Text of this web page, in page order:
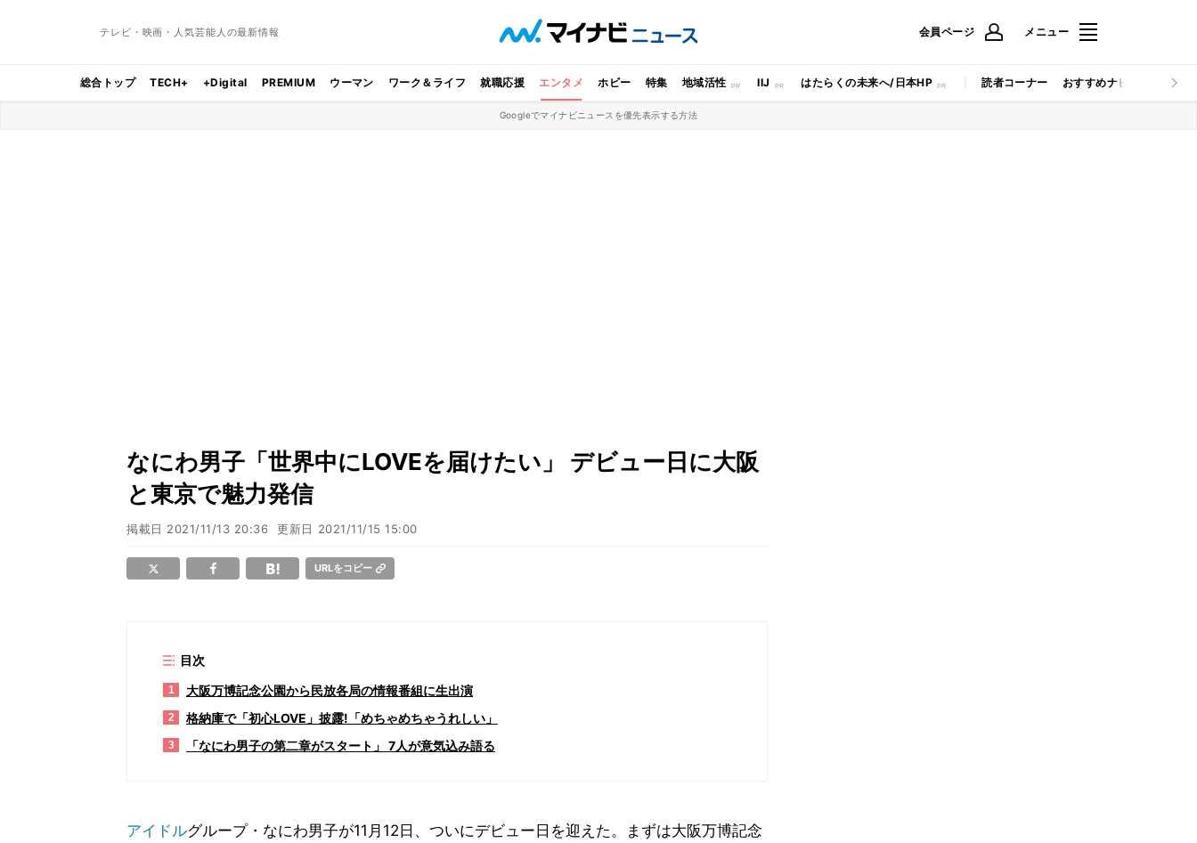
テレビ・映画・人気芸能人の最新情報 会員ページ メニュー
総合トップ TECH+ +Digital PREMIUM ウーマン ワーク＆ライフ 就職応援 エンタメ ホビー 特集 地域活性 IIJ はたらくの未来へ/日本HP 読者コーナー おすすめナビ マイナビ
Googleでマイナビニュースを優先表示する方法
なにわ男子「世界中にLOVEを届けたい」 デビュー日に大阪
と東京で魅力発信
掲載日 2021/11/13 20:36 更新日 2021/11/15 15:00
URLをコピー
目次
1 大阪万博記念公園から民放各局の情報番組に生出演
2 格納庫で「初心LOVE」披露!「めちゃめちゃうれしい」
3 「なにわ男子の第二章がスタート」 7人が意気込み語る
アイドルグループ・なにわ男子が11月12日、ついにデビュー日を迎えた。まずは大阪万博記念